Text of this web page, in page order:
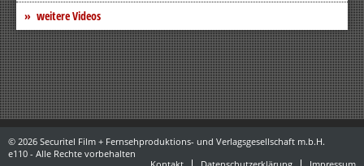
weitere Videos
© 2026 Securitel Film + Fernsehproduktions- und Verlagsgesellschaft m.b.H.
e110 - Alle Rechte vorbehalten